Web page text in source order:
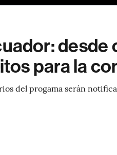
desde
para la
del progama serán